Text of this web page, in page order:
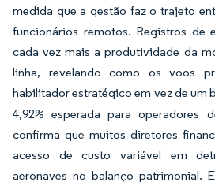
medida que a gestão faz o trajeto
funcionários remotos. Registros de
cada vez mais a produtividade da
linha, revelando como os voos
habilitador estratégico em vez de um
4,92% esperada para operadores
confirma que muitos diretores
acesso de custo variável em
aeronaves no balanço patrimonial.